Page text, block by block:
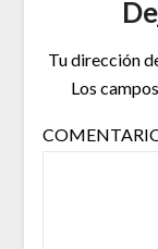
Tu dirección
Los